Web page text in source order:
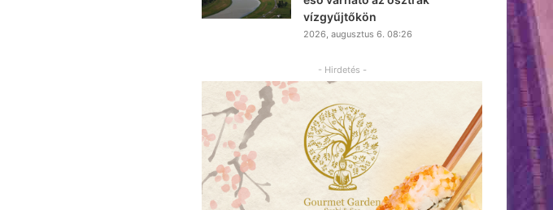
vízgyűjtőkön
2026, augusztus 6. 08:26
- Hirdetés -